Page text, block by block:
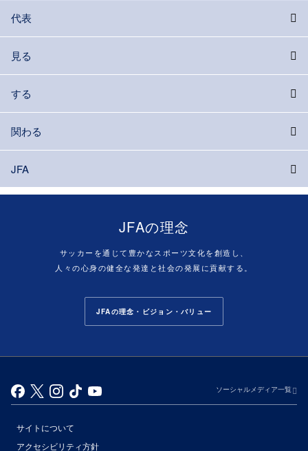
代表
見る
する
関わる
JFA
JFAの理念
サッカーを通じて豊かなスポーツ文化を創造し、
人々の心身の健全な発達と社会の発展に貢献する。
JFAの理念・ビジョン・バリュー
ソーシャルメディア一覧
サイトについて
アクセシビリティ方針